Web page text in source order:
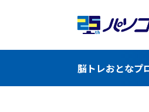
脳トレおとなプ